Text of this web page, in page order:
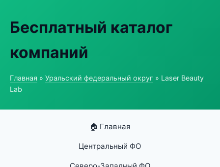
Бесплатный каталог
компаний
Главная » Уральский федеральный округ » Laser Beauty
Lab
🏠 Главная
Центральный ФО